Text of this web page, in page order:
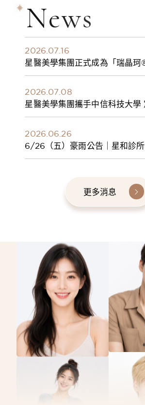
News
2026.07.16
星醫美學集團正式成為「瑞晶珂
入劑」台灣獨家總代理
2026.07.08
星醫美學集團攜手中信科技大學
學人才新標準 建構健康美學產
2026.06.26
6/26（五）豪雨公告｜星和診
更多消息